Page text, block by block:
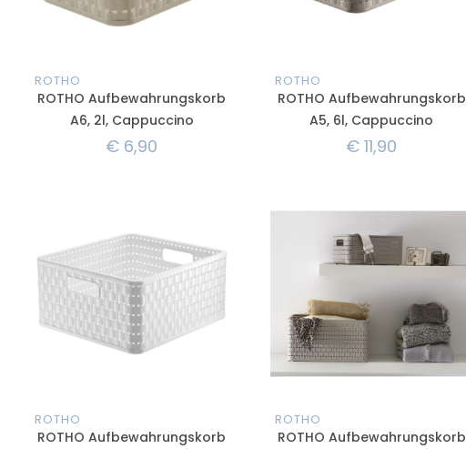
ROTHO
ROTHO Aufbewahrungskorb
A6, 2l, Cappuccino
€ 6,90
ROTHO
ROTHO Aufbewahrungskorb
A5, 6l, Cappuccino
€ 11,90
ROTHO
ROTHO Aufbewahrungskorb
ROTHO
ROTHO Aufbewahrungskorb